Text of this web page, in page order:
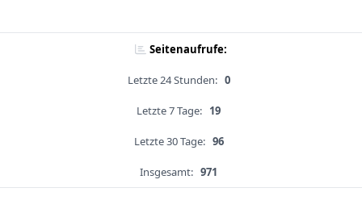
Seitenaufrufe:
Letzte 24 Stunden: 0
Letzte 7 Tage: 19
Letzte 30 Tage: 96
Insgesamt: 971